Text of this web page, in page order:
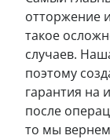
отторжение
такое
случаев.
поэтому
гарантия на
после
то мы